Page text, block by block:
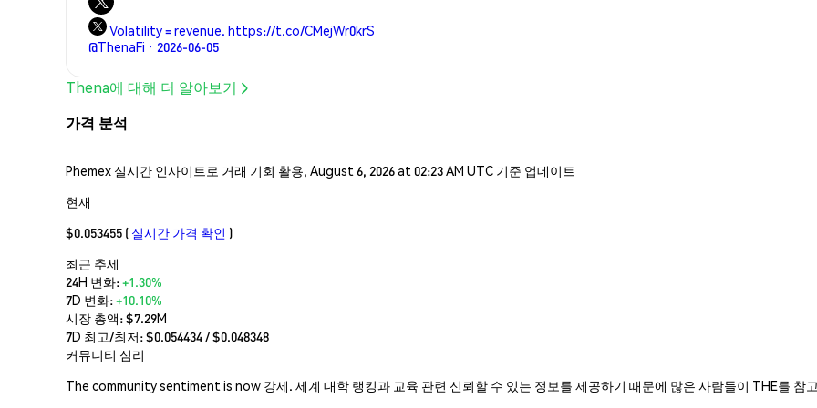
Volatility = revenue. https://t.co/CMejWr0krS
@ThenaFi · 2026-06-05
Thena에 대해 더 알아보기
가격 분석
Phemex 실시간 인사이트로 거래 기회 활용, August 6, 2026 at 02:23 AM UTC 기준 업데이트
현재
$0.053455 ( 실시간 가격 확인 )
최근 추세
24H 변화:+1.30%
7D 변화:+10.10%
시장 총액:$7.29M
7D 최고/최저: $0.054434/ $0.048348
커뮤니티 심리
The community sentiment is now 강세. 세계 대학 랭킹과 교육 관련 신뢰할 수 있는 정보를 제공하기 때문에 많은 사람들이 THE를 참